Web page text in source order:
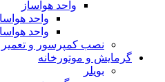
واحد هواساز
واحد
واحد
نصب کمپرسور و تعمیر
گرمایش و موتورخانه
بویلر